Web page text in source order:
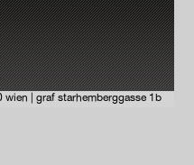
| graf starhemberggasse 1b